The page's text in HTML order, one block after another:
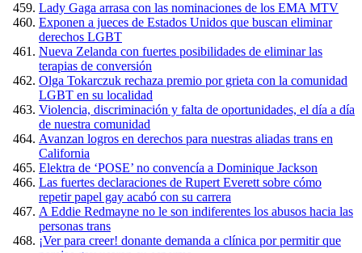
Lady Gaga arrasa con las nominaciones de los EMA MTV
Exponen a jueces de Estados Unidos que buscan eliminar
derechos LGBT
Nueva Zelanda con fuertes posibilidades de eliminar las
terapias de conversión
Olga Tokarczuk rechaza premio por grieta con la comunidad
LGBT en su localidad
Violencia, discriminación y falta de oportunidades, el día a día
de nuestra comunidad
Avanzan logros en derechos para nuestras aliadas trans en
California
Elektra de ‘POSE’ no convencía a Dominique Jackson
Las fuertes declaraciones de Rupert Everett sobre cómo
repetir papel gay acabó con su carrera
A Eddie Redmayne no le son indiferentes los abusos hacia las
personas trans
¡Ver para creer! donante demanda a clínica por permitir que